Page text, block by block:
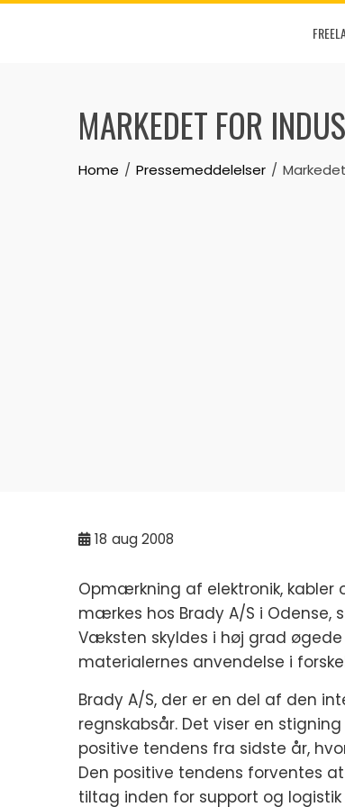
Skip
MARKEDET FOR
Home Pressemeddelelser
18 aug 2008
Opmærkning af elektronik, kabler
mærkes hos Brady A/S i
Væksten skyldes i høj grad
materialernes anvendelse i
Brady A/S, der er en del af den
regnskabsår. Det viser en
positive tendens fra sidste år,
Den positive tendens forventes
tiltag inden for support og